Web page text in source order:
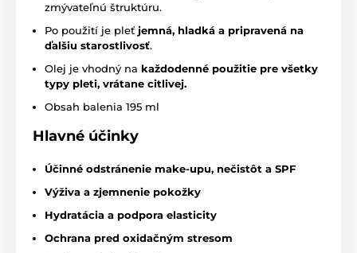
zmývateľnú štruktúru.
Po použití je pleť jemná, hladká a pripravená na
ďalšiu starostlivosť.
Olej je vhodný na každodenné použitie pre všetky
typy pleti, vrátane citlivej.
Obsah balenia 195 ml
Hlavné účinky
Účinné odstránenie make-upu, nečistôt a SPF
Výživa a zjemnenie pokožky
Hydratácia a podpora elasticity
Ochrana pred oxidačným stresom